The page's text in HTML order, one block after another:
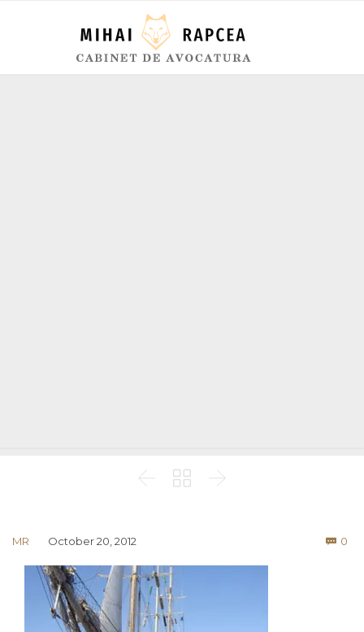
  
MR October 20, 2012  0